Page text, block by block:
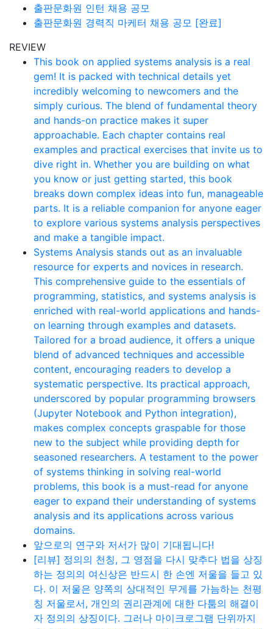
출판문화원 인턴 채용 공모
출판문화원 경력직 마케터 채용 공모 [완료]
REVIEW
This book on applied systems analysis is a real
gem! It is packed with technical details yet
incredibly welcoming to newcomers and the
simply curious. The blend of fundamental theory
and hands-on practice makes it super
approachable. Each chapter contains real
examples and practical exercises that invite us to
dive right in. Whether you are building on what
you know or just getting started, this book
breaks down complex ideas into fun, manageable
parts. It is a reliable companion for anyone eager
to explore various systems analysis perspectives
and make a tangible impact.
Systems Analysis stands out as an invaluable
resource for experts and novices in research.
This comprehensive guide to the essentials of
programming, statistics, and systems analysis is
enriched with real-world applications and hands-
on learning through examples and datasets.
Tailored for a broad audience, it offers a unique
blend of advanced techniques and accessible
content, encouraging readers to develop a
systematic perspective. Its practical approach,
underscored by popular programming browsers
(Jupyter Notebook and Python integration),
makes complex concepts graspable for those
new to the subject while providing depth for
seasoned researchers. A testament to the power
of systems thinking in solving real-world
problems, this book is a must-read for anyone
eager to expand their understanding of systems
analysis and its applications across various
domains.
앞으로의 연구와 저서가 많이 기대됩니다!
[리뷰] 정의의 천칭, 그 영점을 다시 맞추다 법을 상징
하는 정의의 여신상은 반드시 한 손엔 저울을 들고 있
다. 이 저울은 양쪽의 상대적인 무게를 가늠하는 천평
칭 저울로서, 개인의 권리관계에 대한 다툼의 해결이
자 정의의 상징이다. 그러나 마이크로그램 단위까지